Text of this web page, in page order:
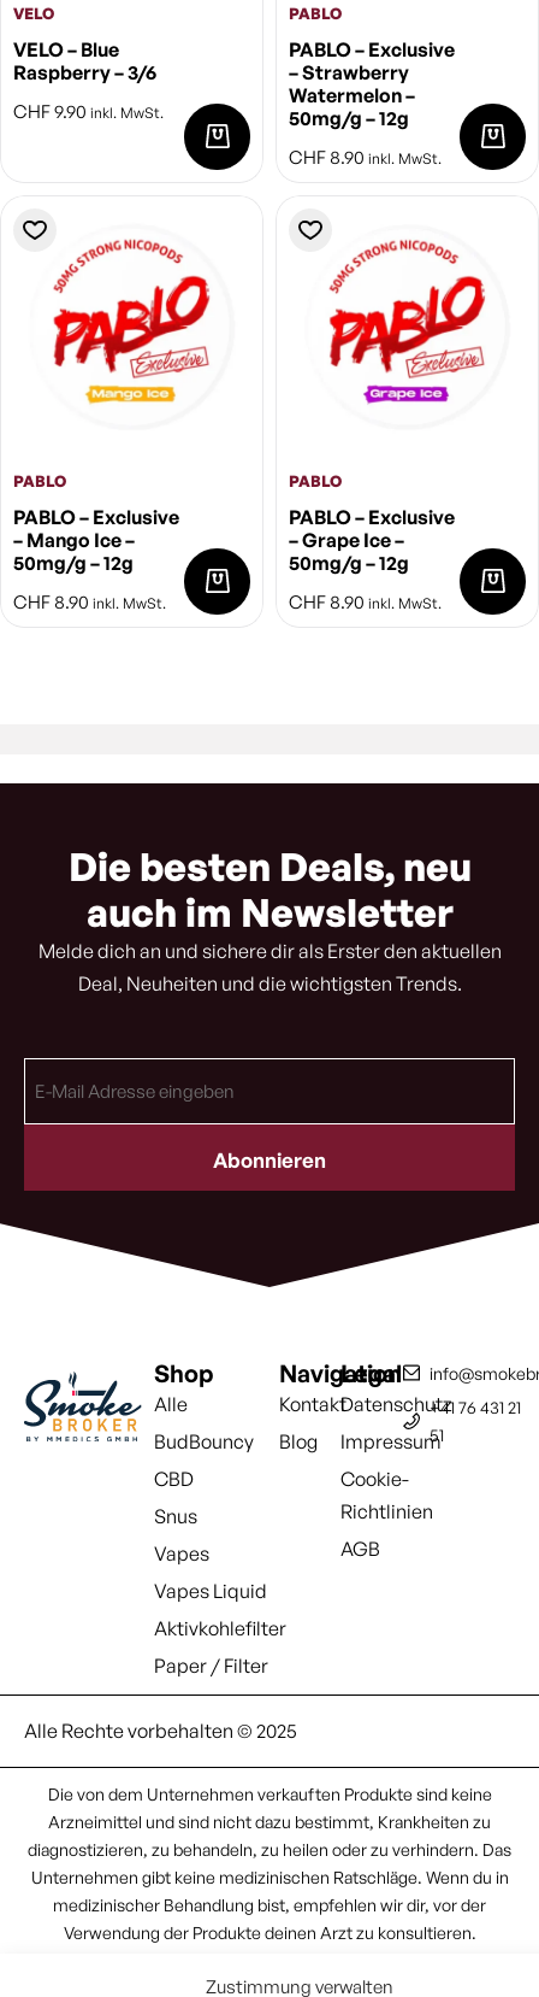
Zustimmung verwalten
VELO
VELO – Blue
Raspberry – 3/6
CHF9.90 inkl. MwSt.
PABLO
PABLO – Exclusive
– Strawberry
Watermelon –
50mg/g – 12g
CHF 8.90 inkl. MwSt.
PABLO
PABLO – Exclusive
– Mango Ice –
50mg/g – 12g
CHF 8.90 inkl. MwSt.
PABLO
PABLO – Exclusive
– Grape Ice –
50mg/g – 12g
CHF 8.90 inkl. MwSt.
Die besten Deals, neu
auch im Newsletter
Melde dich an und sichere dir als Erster den aktuellen
Deal, Neuheiten und die wichtigsten Trends.
Mail
Shop
Alle
BudBouncy
CBD
Snus
Vapes
Vapes Liquid
Aktivkohlefilter
Paper / Filter
Navigation
Kontakt
Blog
Legal
Datenschutz
Impressum
Cookie-
Richtlinien
AGB
+41 76 431 21
51
Alle Rechte vorbehalten © 2025
Die von dem Unternehmen verkauften Produkte sind keine
Arzneimittel und sind nicht dazu bestimmt, Krankheiten zu
diagnostizieren, zu behandeln, zu heilen oder zu verhindern. Das
Unternehmen gibt keine medizinischen Ratschläge. Wenn du in
medizinischer Behandlung bist, empfehlen wir dir, vor der
Verwendung der Produkte deinen Arzt zu konsultieren.